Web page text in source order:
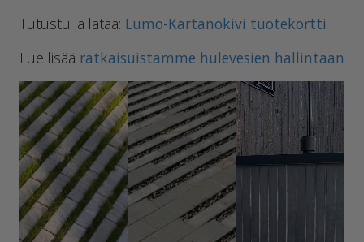
Tutustu ja lataa: Lumo-Kartanokivi tuotekortti
Lue lisää ratkaisuistamme hulevesien hallintaan